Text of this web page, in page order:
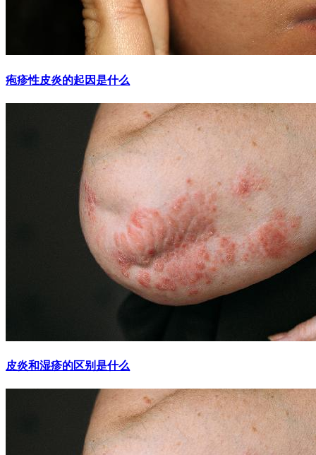
疱疹性皮炎的起因是什么
皮炎和湿疹的区别是什么